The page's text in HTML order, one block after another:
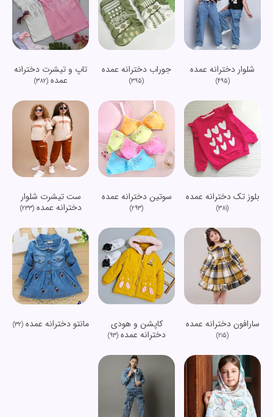
شلوار دخترانه عمده
(495)
جوراب دخترانه عمده
(395)
تاپ و تیشرت دخترانه
عمده(382)
بلوز تک دخترانه عمده
(381)
سوتین دخترانه عمده
(293)
ست تیشرت شلوار
دخترانه عمده(233)
سارافون دخترانه عمده
(215)
کاپشن و هودی
دخترانه عمده(93)
مانتو دخترانه عمده(32)